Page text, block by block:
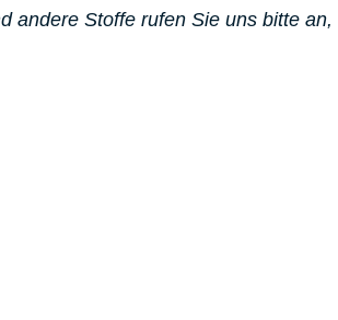
andere Stoffe rufen Sie uns bitte an,